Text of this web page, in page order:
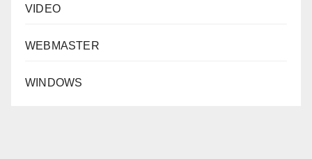
VIDEO
WEBMASTER
WINDOWS